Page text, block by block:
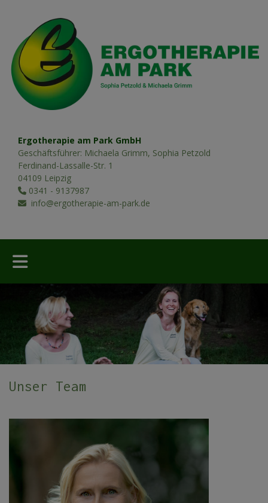
Ergotherapie am Park GmbH
Geschäftsführer: Michaela Grimm, Sophia Petzold
Ferdinand-Lassalle-Str. 1
04109 Leipzig
0341 - 9137987
info@ergotherapie-am-park.de
Unser Team